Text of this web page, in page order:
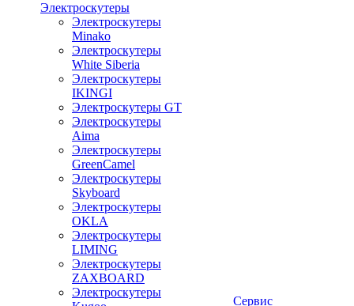
Электроскутеры
Электроскутеры
Minako
Электроскутеры
White Siberia
Электроскутеры
IKINGI
Электроскутеры GT
Электроскутеры
Aima
Электроскутеры
GreenCamel
Электроскутеры
Skyboard
Электроскутеры
OKLA
Электроскутеры
LIMING
Электроскутеры
ZAXBOARD
Электроскутеры
Сервис